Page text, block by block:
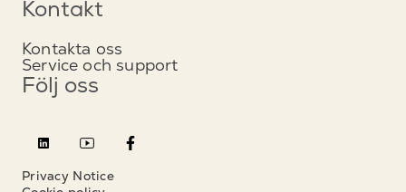
Kontakt
Kontakta oss
Service och support
Följ oss
Privacy Notice